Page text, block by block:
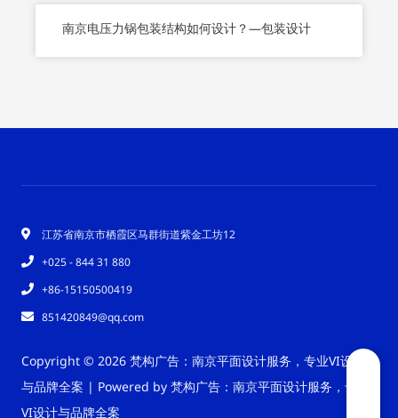
南京电压力锅包装结构如何设计？—包装设计
江苏省南京市栖霞区马群街道紫金工坊12
+025 - 844 31 880
+86-15150500419
851420849@qq.com
Copyright © 2026 梵构广告：南京平面设计服务，专业VI设计
与品牌全案 | Powered by 梵构广告：南京平面设计服务，专业
VI设计与品牌全案